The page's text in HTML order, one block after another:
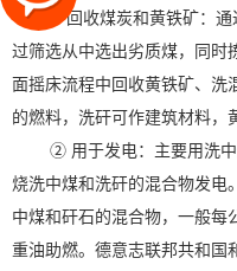
① 回收煤炭和黄铁矿：
过筛选从中选出劣质煤，同
面摇床流程中回收黄铁矿、洗
的燃料，洗矸可作建筑材料，
② 用于发电：主要用洗
烧洗中煤和洗矸的混合物发电
中煤和矸石的混合物，一般每
重油助燃。德意志联邦共和国